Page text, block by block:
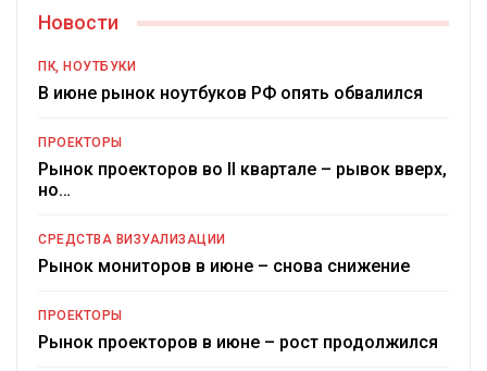
Новости
ПК, НОУТБУКИ
В июне рынок ноутбуков РФ опять обвалился
ПРОЕКТОРЫ
Рынок проекторов во II квартале – рывок вверх,
но…
СРЕДСТВА ВИЗУАЛИЗАЦИИ
Рынок мониторов в июне – снова снижение
ПРОЕКТОРЫ
Рынок проекторов в июне – рост продолжился